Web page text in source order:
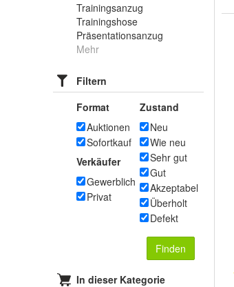
Trainingsanzug
Trainingshose
Präsentationsanzug
Mehr
Filtern
Format
Auktionen
Sofortkauf
Verkäufer
Gewerblich
Privat
Zustand
Neu
Wie neu
Sehr gut
Gut
Akzeptabel
Überholt
Defekt
Finden
In dieser Kategorie